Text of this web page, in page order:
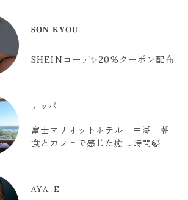
𝐒𝐎𝐍 𝐊𝐘𝐎𝐔
SHEINコーデ✨20%クーポン配布
ナッパ
富士マリオットホテル山中湖｜朝
食とカフェで感じた癒し時間🍃
AYA..E